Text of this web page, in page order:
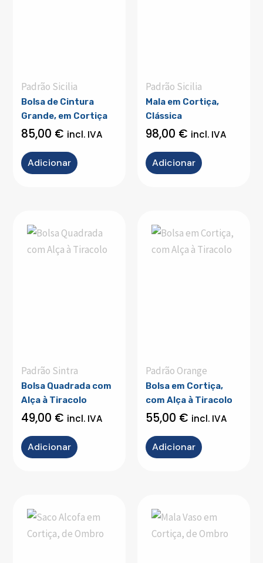
Padrão Sicilia
Bolsa de Cintura
Grande, em Cortiça
85,00 € incl. IVA
Adicionar
Padrão Sicilia
Mala em Cortiça,
Clássica
98,00 € incl. IVA
Adicionar
Padrão Sintra
Bolsa Quadrada com
Alça à Tiracolo
49,00 € incl. IVA
Adicionar
Padrão Orange
Bolsa em Cortiça,
com Alça à Tiracolo
55,00 € incl. IVA
Adicionar